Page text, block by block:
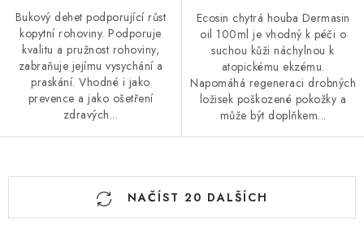
Bukový dehet podporující růst
kopytní rohoviny. Podporuje
kvalitu a pružnost rohoviny,
zabraňuje jejímu vysychání a
praskání. Vhodné i jako
prevence a jako ošetření
zdravých...
Ecosin chytrá houba Dermasin
oil 100ml je vhodný k péči o
suchou kůži náchylnou k
atopickému ekzému.
Napomáhá regeneraci drobných
ložisek poškozené pokožky a
může být doplňkem...
O
NAČÍST 20 DALŠÍCH